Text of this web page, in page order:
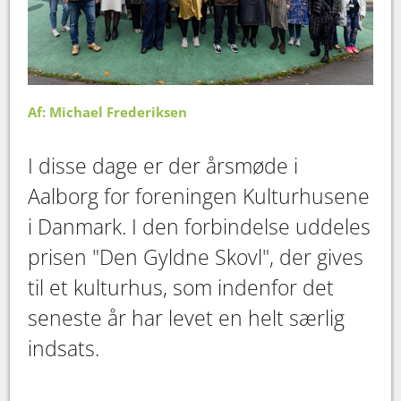
Af: Michael Frederiksen
I disse dage er der årsmøde i
Aalborg for foreningen Kulturhusene
i Danmark. I den forbindelse uddeles
prisen "Den Gyldne Skovl", der gives
til et kulturhus, som indenfor det
seneste år har levet en helt særlig
indsats.